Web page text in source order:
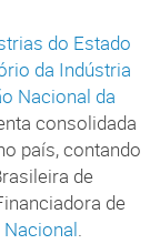
do Estado
da Indústria
Nacional da
consolidada
país, contando
de
de
Nacional.